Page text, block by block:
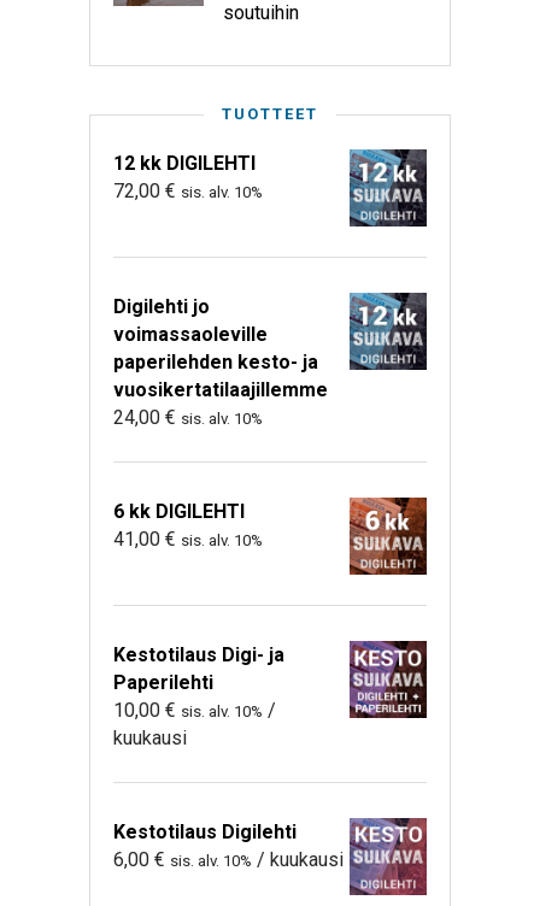
soutuihin
TUOTTEET
12 kk DIGILEHTI
72,00 € sis. alv. 10%
Digilehti jo
voimassaoleville
paperilehden kesto- ja
vuosikertatilaajillemme
24,00 € sis. alv. 10%
6 kk DIGILEHTI
41,00 € sis. alv. 10%
Kestotilaus Digi- ja
Paperilehti
10,00 € sis. alv. 10% /
kuukausi
Kestotilaus Digilehti
6,00 € sis. alv. 10% / kuukausi